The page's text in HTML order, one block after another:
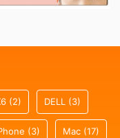
(2) DELL (3)
(3) Mac (17)